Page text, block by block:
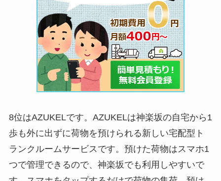
8位はAZUKELです。AZUKELは神楽坂の自宅から1
歩も外に出ずに荷物を預けられる新しい宅配型ト
ランクルームサービスです。預けた荷物はスマホ1
つで管理できるので、神楽坂でも利用しやすいで